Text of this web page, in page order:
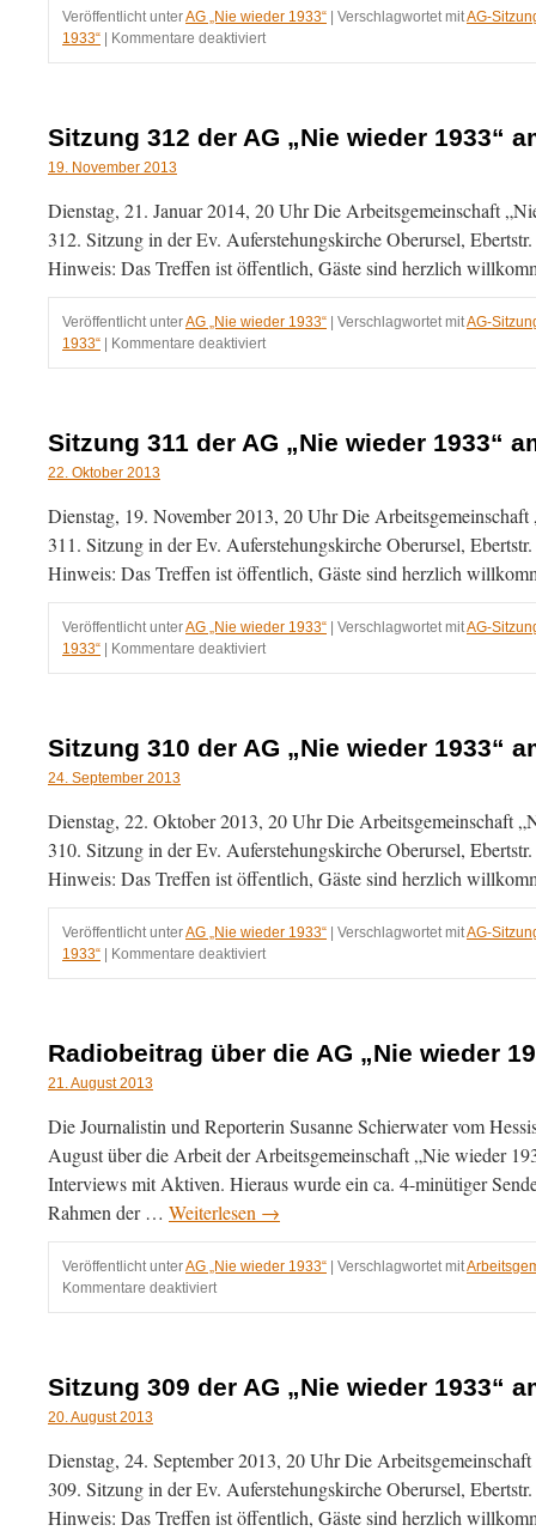
Veröffentlicht unterAG „Nie wieder 1933“ Verschlagwortet mitAG-
1933“
Kommentare deaktiviertfür
Sitzung
„Nie
am
11.03.2014
Sitzung 312 der AG „Nie wieder 1933“
19. November 2013
Dienstag, 21. Januar 2014, 20 Uhr Die Arbeitsgemeinschaft
312. Sitzung in der Ev. Auferstehungskirche Oberursel,
Hinweis: Das Treffen ist öffentlich, Gäste sind herzlich
Veröffentlicht unterAG „Nie wieder 1933“ Verschlagwortet mitAG-
1933“
Kommentare deaktiviertfür
Sitzung
„Nie
am
21.01.2014
Sitzung 311 der AG „Nie wieder 1933“
22. Oktober 2013
Dienstag, 19. November 2013, 20 Uhr Die
311. Sitzung in der Ev. Auferstehungskirche Oberursel,
Hinweis: Das Treffen ist öffentlich, Gäste sind herzlich
Veröffentlicht unterAG „Nie wieder 1933“ Verschlagwortet mitAG-
1933“
Kommentare deaktiviertfür
Sitzung
„Nie
am
19.11.2013
Sitzung 310 der AG „Nie wieder 1933“
24. September 2013
Dienstag, 22. Oktober 2013, 20 Uhr Die Arbeitsgemeinschaft
310. Sitzung in der Ev. Auferstehungskirche Oberursel,
Hinweis: Das Treffen ist öffentlich, Gäste sind herzlich
Veröffentlicht unterAG „Nie wieder 1933“ Verschlagwortet mitAG-
1933“
Kommentare deaktiviertfür
Sitzung
„Nie
am
22.10.2013
Radiobeitrag über die AG „Nie wieder
21. August 2013
Die Journalistin und Reporterin Susanne Schierwater vom
August über die Arbeit der Arbeitsgemeinschaft „Nie wieder
Interviews mit Aktiven. Hieraus wurde ein ca. 4-minütiger
Rahmen der … Weiterlesen →
Veröffentlicht unterAG „Nie wieder 1933“ Verschlagwortet mit
Kommentare deaktiviertfür
Radiobeitrag
„Nie
Sitzung 309 der AG „Nie wieder 1933“
20. August 2013
Dienstag, 24. September 2013, 20 Uhr Die
309. Sitzung in der Ev. Auferstehungskirche Oberursel,
Hinweis: Das Treffen ist öffentlich, Gäste sind herzlich